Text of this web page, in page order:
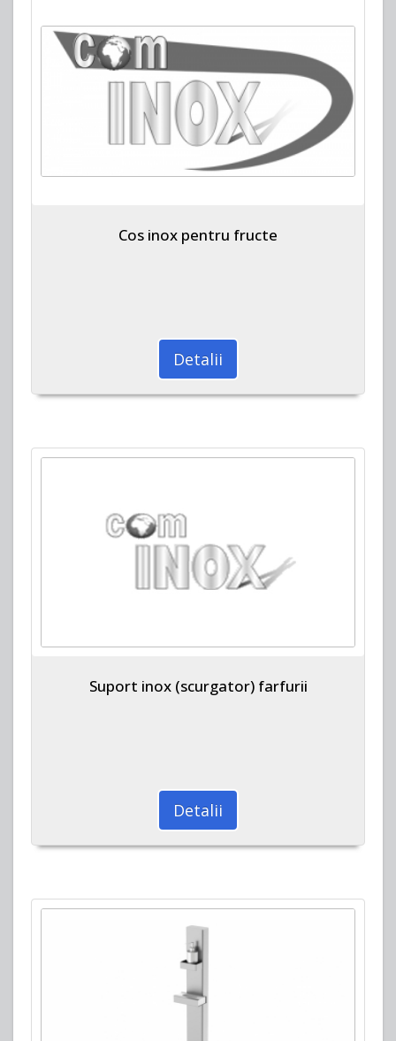
Cos inox pentru fructe
Detalii
Suport inox (scurgator) farfurii
Detalii